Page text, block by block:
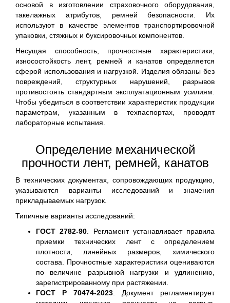
основой в изготовлении страховочного оборудования,
такелажных атрибутов, ремней безопасности. Их
используют в качестве элементов транспортировочной
упаковки, стяжных и буксировочных компонентов.
Несущая способность, прочностные характеристики,
износостойкость лент, ремней и канатов определяется
сферой использования и нагрузкой. Изделия обязаны без
повреждений, структурных нарушений, разрывов
противостоять стандартным эксплуатационным усилиям.
Чтобы убедиться в соответствии характеристик продукции
параметрам, указанным в техпаспортах, проводят
лабораторные испытания.
Определение механической
прочности лент, ремней, канатов
В технических документах, сопровождающих продукцию,
указываются варианты исследований и значения
прикладываемых нагрузок.
Типичные варианты исследований:
ГОСТ 2782-90 . Регламент устанавливает правила
приемки технических лент с определением
плотности, линейных размеров, химического
состава. Прочностные характеристики оцениваются
по величине разрывной нагрузки и удлинению,
зарегистрированному при растяжении.
ГОСТ Р 70474-2023 . Документ регламентирует